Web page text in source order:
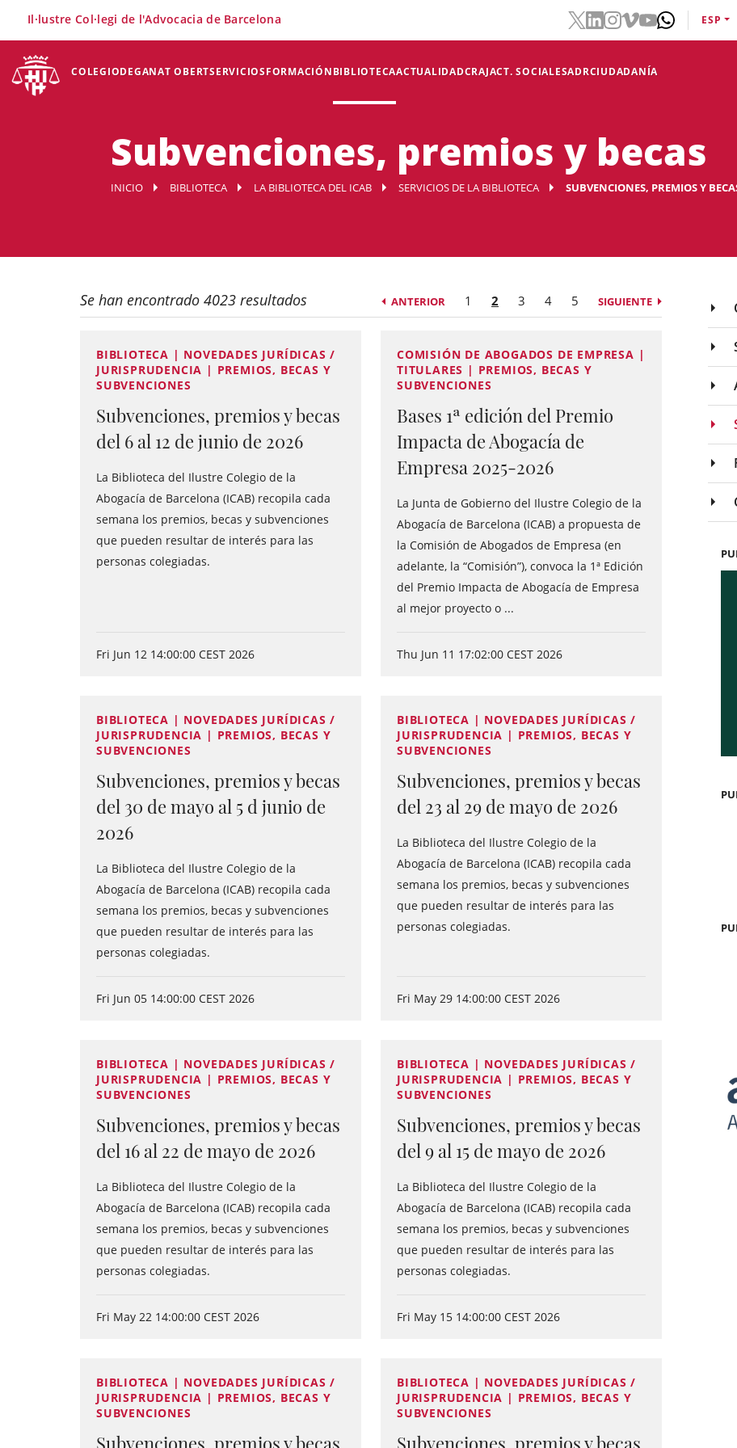
COLEGIODEGANAT OBERTSERVICIOSFORMACIÓNBIBLIOTECAACTUALIDADCRAJACT. SOCIALESADRCIUDADANÍA
Il·lustre Col·legi de l'Advocacia de Barcelona ESP
Subvenciones, premios y becas
INICIO BIBLIOTECA LA BIBLIOTECA DEL ICAB SERVICIOS DE LA BIBLIOTECA SUBVENCIONES, PREMIOS Y
Se han encontrado 4023 resultados ANTERIOR 1 2 3 4 5 SIGUIENTE
BIBLIOTECA | NOVEDADES JURÍDICAS /
JURISPRUDENCIA | PREMIOS, BECAS Y
SUBVENCIONES
Subvenciones, premios y becas
del 6 al 12 de junio de 2026
La Biblioteca del Ilustre Colegio de la
Abogacía de Barcelona (ICAB) recopila cada
semana los premios, becas y subvenciones
que pueden resultar de interés para las
personas colegiadas.
Fri Jun 12 14:00:00 CEST 2026
COMISIÓN DE ABOGADOS DE EMPRESA |
TITULARES | PREMIOS, BECAS Y
SUBVENCIONES
Bases 1ª edición del Premio
Impacta de Abogacía de
Empresa 2025-2026
La Junta de Gobierno del Ilustre Colegio de la
Abogacía de Barcelona (ICAB) a propuesta de
la Comisión de Abogados de Empresa (en
adelante, la “Comisión”), convoca la 1ª Edición
del Premio Impacta de Abogacía de Empresa
al mejor proyecto o ...
Thu Jun 11 17:02:00 CEST 2026
BIBLIOTECA | NOVEDADES JURÍDICAS /
JURISPRUDENCIA | PREMIOS, BECAS Y
SUBVENCIONES
Subvenciones, premios y becas
del 30 de mayo al 5 d junio de
2026
La Biblioteca del Ilustre Colegio de la
Abogacía de Barcelona (ICAB) recopila cada
semana los premios, becas y subvenciones
que pueden resultar de interés para las
personas colegiadas.
Fri Jun 05 14:00:00 CEST 2026
BIBLIOTECA | NOVEDADES JURÍDICAS /
JURISPRUDENCIA | PREMIOS, BECAS Y
SUBVENCIONES
Subvenciones, premios y becas
del 23 al 29 de mayo de 2026
La Biblioteca del Ilustre Colegio de la
Abogacía de Barcelona (ICAB) recopila cada
semana los premios, becas y subvenciones
que pueden resultar de interés para las
personas colegiadas.
Fri May 29 14:00:00 CEST 2026
BIBLIOTECA | NOVEDADES JURÍDICAS /
JURISPRUDENCIA | PREMIOS, BECAS Y
SUBVENCIONES
Subvenciones, premios y becas
del 16 al 22 de mayo de 2026
La Biblioteca del Ilustre Colegio de la
Abogacía de Barcelona (ICAB) recopila cada
semana los premios, becas y subvenciones
que pueden resultar de interés para las
personas colegiadas.
Fri May 22 14:00:00 CEST 2026
BIBLIOTECA | NOVEDADES JURÍDICAS /
JURISPRUDENCIA | PREMIOS, BECAS Y
SUBVENCIONES
Subvenciones, premios y becas
del 9 al 15 de mayo de 2026
La Biblioteca del Ilustre Colegio de la
Abogacía de Barcelona (ICAB) recopila cada
semana los premios, becas y subvenciones
que pueden resultar de interés para las
personas colegiadas.
Fri May 15 14:00:00 CEST 2026
BIBLIOTECA | NOVEDADES JURÍDICAS /
JURISPRUDENCIA | PREMIOS, BECAS Y
SUBVENCIONES
Subvenciones, premios y becas
BIBLIOTECA | NOVEDADES JURÍDICAS /
JURISPRUDENCIA | PREMIOS, BECAS Y
SUBVENCIONES
Subvenciones, premios y becas